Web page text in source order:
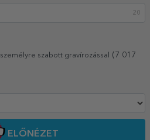
20
személyre szabott gravírozással
(7 017
ELŐNÉZET